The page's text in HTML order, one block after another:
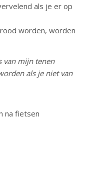
als je er op
worden, worden
van mijn tenen
als je niet van